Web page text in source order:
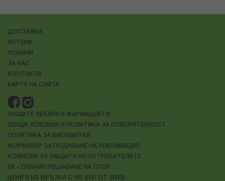
ДОСТАВКА
АПТЕКИ
НОВИНИ
ЗА НАС
КОНТАКТИ
КАРТА НА САЙТА
НАШИТЕ ЛЕКАРИ И ФАРМАЦЕВТИ
ОБЩИ УСЛОВИЯ И ПОЛИТИКА ЗА ПОВЕРИТЕЛНОСТ
ПОЛИТИКА ЗА БИСКВИТКИ
ФОРМУЛЯР ЗА ПОДАВАНЕ НА РЕКЛАМАЦИЯ
КОМИСИЯ ЗА ЗАЩИТА НА ПОТРЕБИТЕЛИТЕ
ЕК - ОНЛАЙН РЕШАВАНЕ НА СПОР
ЦЕНИ ВЪВ ВРЪЗКА С ЧЛ. 55Б ОТ ЗВЕБ